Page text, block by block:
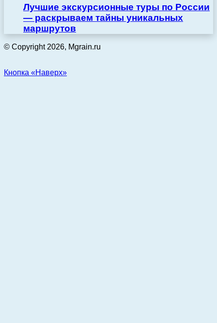
Лучшие экскурсионные туры по России
— раскрываем тайны уникальных
маршрутов
© Copyright 2026, Mgrain.ru
Кнопка «Наверх»